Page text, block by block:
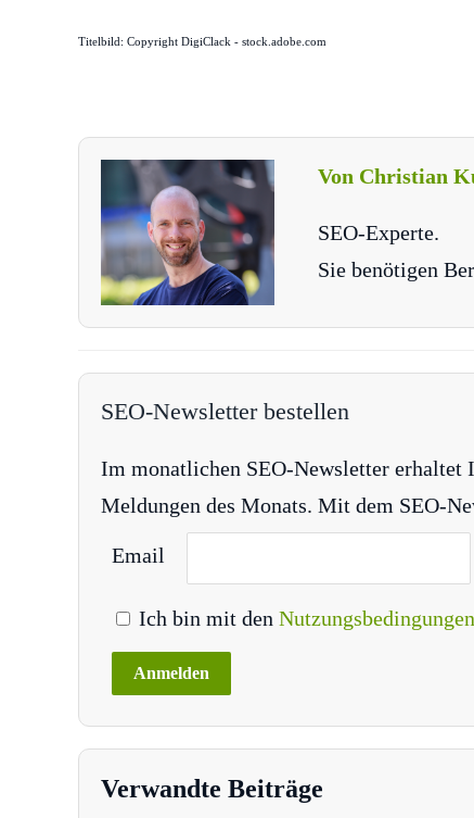
Titelbild: Copyright DigiClack - stock.adobe.com
Von Christian
SEO-Experte.
Sie benötigen
SEO-Newsletter bestellen
Im monatlichen SEO-Newsletter erhaltet
Meldungen des Monats. Mit dem SEO-
Email
Ich bin mit den Nutzungsbedingungen
Verwandte Beiträge